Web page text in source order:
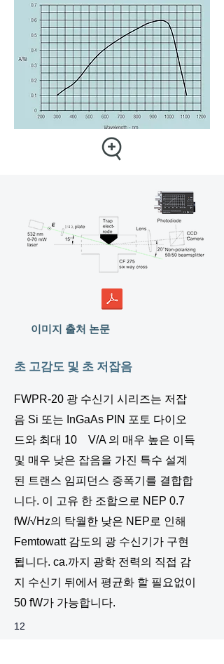
이미지 출처 논문
초 고감도 및 초 저잡음
FWPR-20 광 수신기 시리즈는 저잡
음 Si 또는 InGaAs PIN 포토 다이오
드와 최대 10 V/A 의 매우 높은 이득
및 매우 낮은 잡음을 가진 특수 설계
된 트랜스 임피던스 증폭기를 결합합
니다. 이 고유 한 조합으로 NEP 0.7
fW/√Hz의 탁월한 낮은 NEP로 인해
Femtowatt 감도의 광 수신기가 구현
됩니다. ca.까지 광학 전력의 직접 감
지 수신기 뒤에서 평균화 할 필요없이
50 fW가 가능합니다.
12